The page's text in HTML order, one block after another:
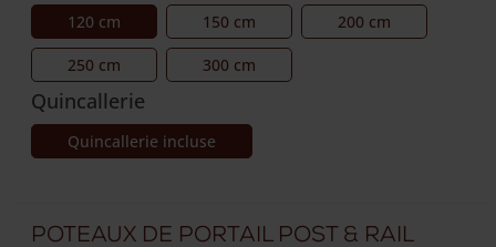
120 cm 150 cm 200 cm
250 cm 300 cm
Quincallerie
Quincallerie incluse
Poteaux de portail Post & Rail